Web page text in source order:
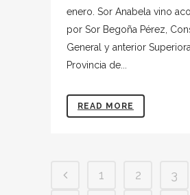
enero. Sor Anabela vino
por Sor Begoña Pérez,
General y anterior
Provincia de...
READ MORE
1 2 3